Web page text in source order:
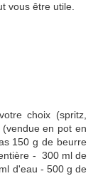
vous être utile.
choix (spritz,
en pot en
150 g de beurre
- 300 ml de
d'eau - 500 g de